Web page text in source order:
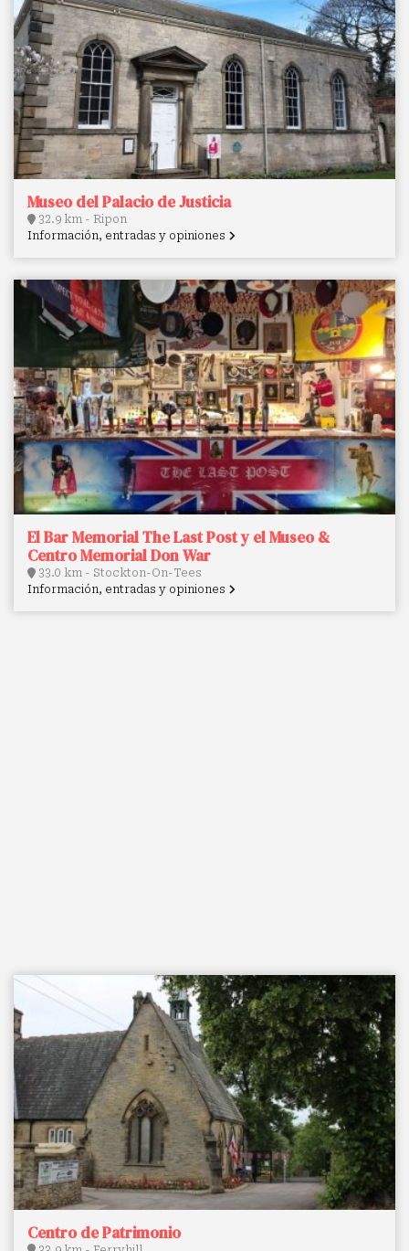
Museo del Palacio de Justicia
32.9 km - Ripon
Información, entradas y opiniones
El Bar Memorial The Last Post y el Museo &
Centro Memorial Don War
33.0 km - Stockton-On-Tees
Información, entradas y opiniones
Centro de Patrimonio